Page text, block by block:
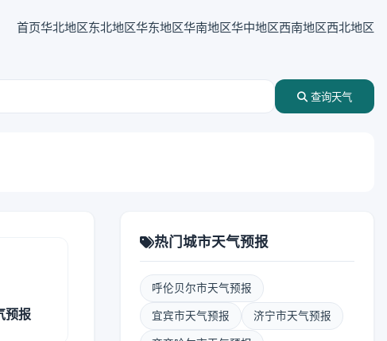
首页华北地区东北地区华东地区华南地区华中地区西南地区西北地区
查询天气
预报
热门城市天气预报
呼伦贝尔市天气预报
宜宾市天气预报 济宁市天气预报